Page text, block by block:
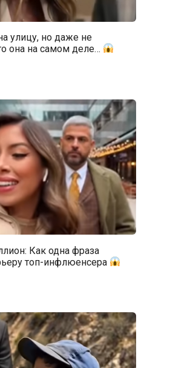
улицу, но даже не
она на самом деле…
Как одна фраза
топ-инфлюенсера